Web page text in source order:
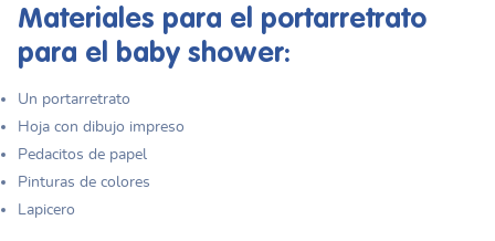
Materiales para el portarretrato
para el baby shower:
Un portarretrato
Hoja con dibujo impreso
Pedacitos de papel
Pinturas de colores
Lapicero